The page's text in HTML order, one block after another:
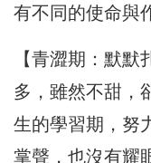
有不同的使命與
【青澀期：默
多，雖然不甜，
生的學習期，努
掌聲，也沒有耀